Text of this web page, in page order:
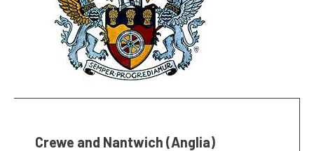
Crewe and Nantwich (Anglia)